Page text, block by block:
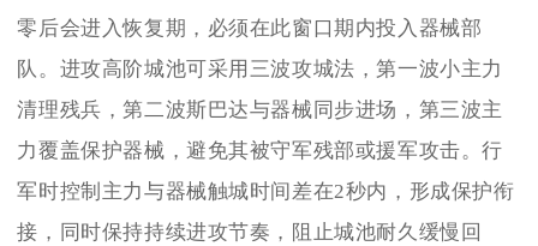
零后会进入恢复期，必须在此窗口期内投入器械部
队。进攻高阶城池可采用三波攻城法，第一波小主力
清理残兵，第二波斯巴达与器械同步进场，第三波主
力覆盖保护器械，避免其被守军残部或援军攻击。行
军时控制主力与器械触城时间差在2秒内，形成保护衔
接，同时保持持续进攻节奏，阻止城池耐久缓慢回